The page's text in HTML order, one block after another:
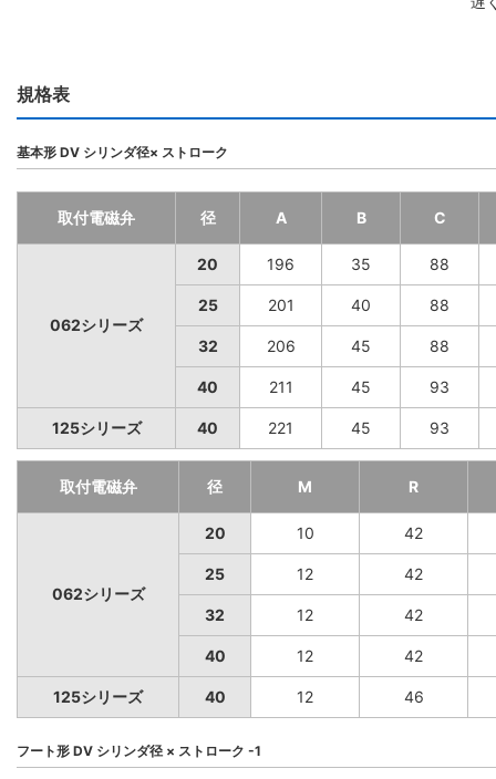
規格表
基本形 DV シリンダ径× ストローク
取付電磁弁 径 A B C
062シリーズ
20 196 35 88
25 201 40 88
32 206 45 88
40 211 45 93
125シリーズ 40 221 45 93
取付電磁弁 径 M R
062シリーズ
20 10 42
25 12 42
32 12 42
40 12 42
125シリーズ 40 12 46
フート形 DV シリンダ径 × ストローク -1